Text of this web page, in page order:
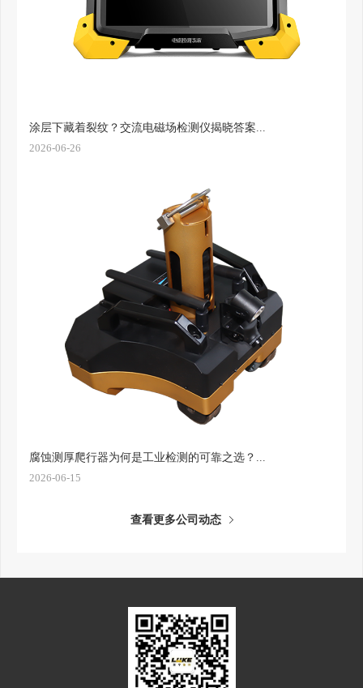
涂层下藏着裂纹？交流电磁场检测仪揭晓答案...
2026-06-26
腐蚀测厚爬行器为何是工业检测的可靠之选？...
2026-06-15
查看更多公司动态